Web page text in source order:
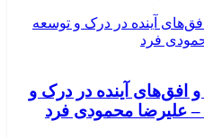
افق‌های آینده در درک و
علیرضا محمودی فرد